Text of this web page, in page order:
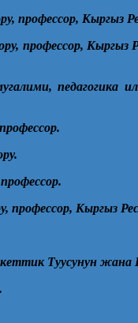
Кыргыз
профессор, Кыргыз
педагогика
Кыргыз
Туусунун жана